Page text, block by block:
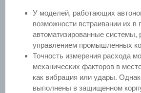
У моделей, работающих
возможности встраивании их
автоматизированные системы,
управлением промышленных
Точность измерения расхода
механических факторов в
как вибрация или удары.
выполнены в защищенном